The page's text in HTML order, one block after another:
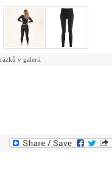
v galerii